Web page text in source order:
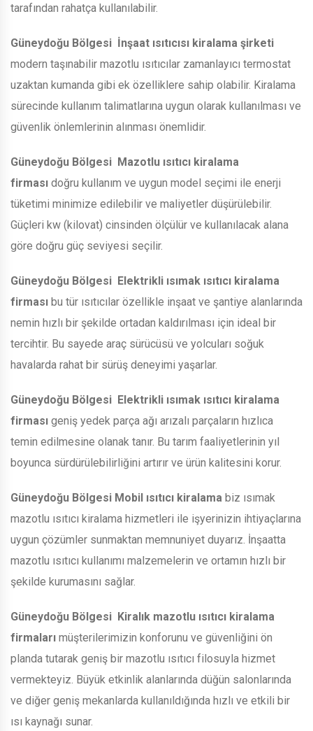
tarafından rahatça kullanılabilir.
Güneydoğu Bölgesi İnşaat ısıtıcısı kiralama şirketi
modern taşınabilir mazotlu ısıtıcılar zamanlayıcı termostat
uzaktan kumanda gibi ek özelliklere sahip olabilir. Kiralama
sürecinde kullanım talimatlarına uygun olarak kullanılması ve
güvenlik önlemlerinin alınması önemlidir.
Güneydoğu Bölgesi Mazotlu ısıtıcı kiralama
firması doğru kullanım ve uygun model seçimi ile enerji
tüketimi minimize edilebilir ve maliyetler düşürülebilir.
Güçleri kw (kilovat) cinsinden ölçülür ve kullanılacak alana
göre doğru güç seviyesi seçilir.
Güneydoğu Bölgesi Elektrikli ısımak ısıtıcı kiralama
firması bu tür ısıtıcılar özellikle inşaat ve şantiye alanlarında
nemin hızlı bir şekilde ortadan kaldırılması için ideal bir
tercihtir. Bu sayede araç sürücüsü ve yolcuları soğuk
havalarda rahat bir sürüş deneyimi yaşarlar.
Güneydoğu Bölgesi Elektrikli ısımak ısıtıcı kiralama
firması geniş yedek parça ağı arızalı parçaların hızlıca
temin edilmesine olanak tanır. Bu tarım faaliyetlerinin yıl
boyunca sürdürülebilirliğini artırır ve ürün kalitesini korur.
Güneydoğu Bölgesi Mobil ısıtıcı kiralama biz ısımak
mazotlu ısıtıcı kiralama hizmetleri ile işyerinizin ihtiyaçlarına
uygun çözümler sunmaktan memnuniyet duyarız. İnşaatta
mazotlu ısıtıcı kullanımı malzemelerin ve ortamın hızlı bir
şekilde kurumasını sağlar.
Güneydoğu Bölgesi Kiralık mazotlu ısıtıcı kiralama
firmaları müşterilerimizin konforunu ve güvenliğini ön
planda tutarak geniş bir mazotlu ısıtıcı filosuyla hizmet
vermekteyiz. Büyük etkinlik alanlarında düğün salonlarında
ve diğer geniş mekanlarda kullanıldığında hızlı ve etkili bir
ısı kaynağı sunar.